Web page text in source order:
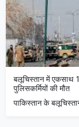
बलूचिस्तान में एकसाथ
पुलिसकर्मियों की मौत
पाकिस्तान के